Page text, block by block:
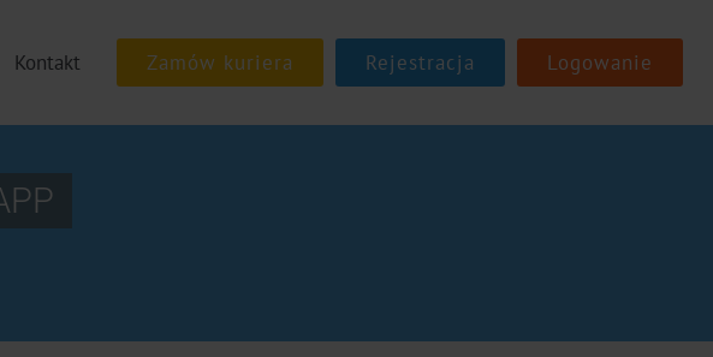
Kontakt Rejestracja Logowanie